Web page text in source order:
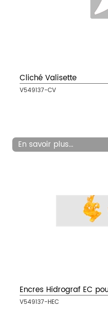
Cliché Valisette
V549137-CV
En savoir plus...
Encres Hidrograf EC
V549137-HEC